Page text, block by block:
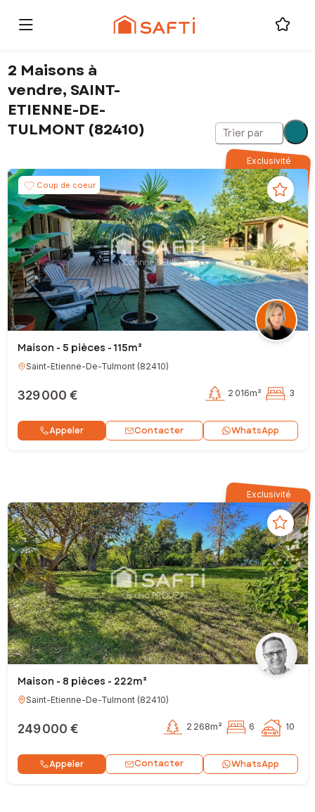
2 Maisons à
vendre, SAINT-
ETIENNE-DE-
TULMONT (82410)
Trier par
Exclusivité
Coup de coeur
Maison - 5 pièces - 115m²
Saint-Etienne-De-Tulmont(82410)
329 000 € 2 016m² 3
Appeler Contacter WhatsApp
Exclusivité
Maison - 8 pièces - 222m²
Saint-Etienne-De-Tulmont(82410)
249 000 € 2 268m² 6 10
Appeler Contacter WhatsApp